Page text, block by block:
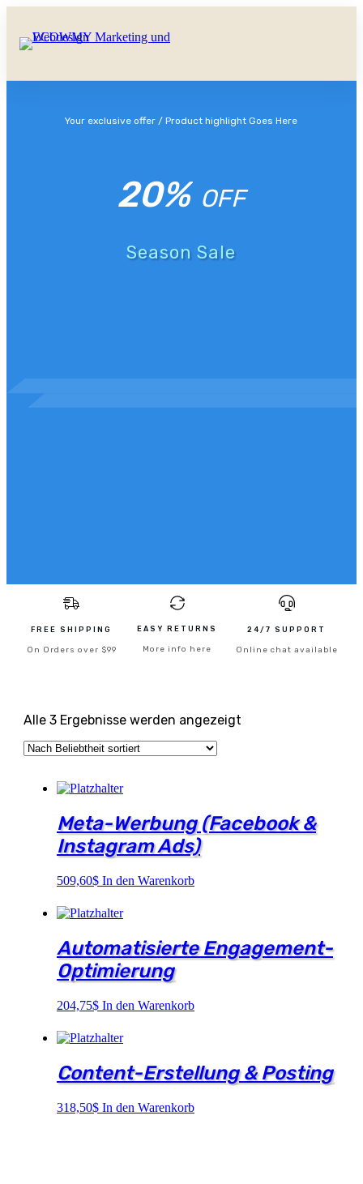
Your exclusive offer / Product highlight Goes Here
20% OFF
Season Sale
FREE SHIPPING
On Orders over $99
EASY RETURNS
More info here
24/7 SUPPORT
Online chat available
Alle 3 Ergebnisse werden angezeigt
Meta-Werbung (Facebook &
Instagram Ads)
509,60$ In den Warenkorb
Automatisierte Engagement-
Optimierung
204,75$ In den Warenkorb
Content-Erstellung & Posting
318,50$ In den Warenkorb